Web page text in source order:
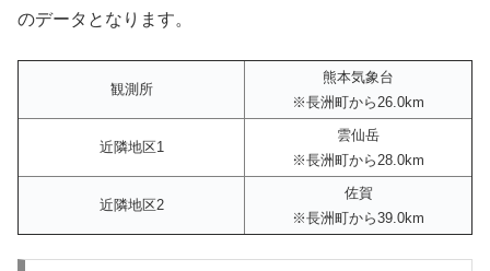
のデータとなります。
観測所
熊本気象台
※長洲町から26.0km
近隣地区1
雲仙岳
※長洲町から28.0km
近隣地区2
佐賀
※長洲町から39.0km